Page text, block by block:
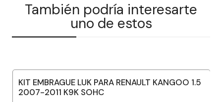
También podría interesarte
uno de estos
KIT EMBRAGUE LUK PARA RENAULT KANGOO 1.5
2007-2011 K9K SOHC